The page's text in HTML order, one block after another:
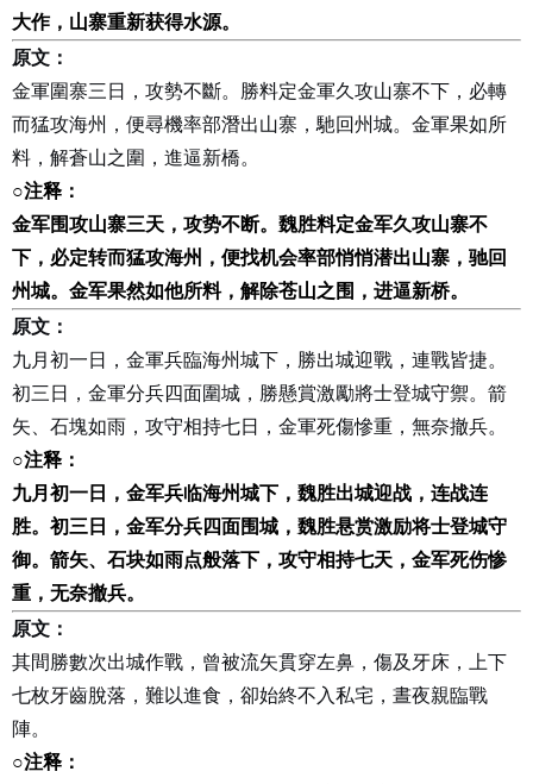
大作，山寨重新获得水源。
原文：
金軍圍寨三日，攻勢不斷。勝料定金軍久攻山寨不下，必轉
而猛攻海州，便尋機率部潛出山寨，馳回州城。金軍果如所
料，解蒼山之圍，進逼新橋。
○注释：
金军围攻山寨三天，攻势不断。魏胜料定金军久攻山寨不
下，必定转而猛攻海州，便找机会率部悄悄潜出山寨，驰回
州城。金军果然如他所料，解除苍山之围，进逼新桥。
原文：
九月初一日，金軍兵臨海州城下，勝出城迎戰，連戰皆捷。
初三日，金軍分兵四面圍城，勝懸賞激勵將士登城守禦。箭
矢、石塊如雨，攻守相持七日，金軍死傷慘重，無奈撤兵。
○注释：
九月初一日，金军兵临海州城下，魏胜出城迎战，连战连
胜。初三日，金军分兵四面围城，魏胜悬赏激励将士登城守
御。箭矢、石块如雨点般落下，攻守相持七天，金军死伤惨
重，无奈撤兵。
原文：
其間勝數次出城作戰，曾被流矢貫穿左鼻，傷及牙床，上下
七枚牙齒脫落，難以進食，卻始終不入私宅，晝夜親臨戰
陣。
○注释：